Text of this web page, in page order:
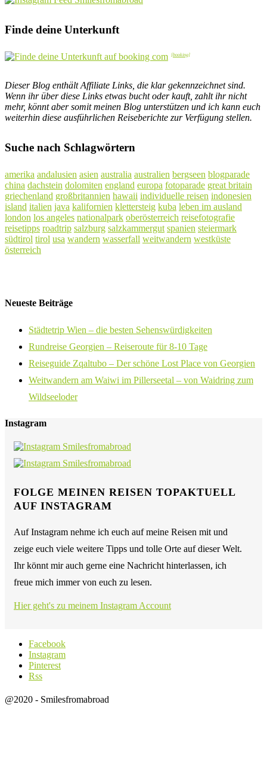
Finde deine Unterkunft
Dieser Blog enthält Affiliate Links, die klar gekennzeichnet sind.
Wenn ihr über diese Links etwas bucht oder kauft, zahlt ihr nicht
mehr, könnt aber somit meinen Blog unterstützen und ich kann euch
weiterhin diese ausführlichen Reiseberichte zur Verfügung stellen.
Suche nach Schlagwörtern
amerika andalusien asien australia australien bergseen blogparade
china dachstein dolomiten england europa fotoparade great britain
griechenland großbritannien hawaii individuelle reisen indonesien
island italien java kalifornien klettersteig kuba leben im ausland
london los angeles nationalpark oberösterreich reisefotografie
reisetipps roadtrip salzburg salzkammergut spanien steiermark
südtirol tirol usa wandern wasserfall weitwandern westküste
österreich
Neueste Beiträge
Städtetrip Wien – die besten Sehenswürdigkeiten
Rundreise Georgien – Reiseroute für 8-10 Tage
Reiseguide Zqaltubo – Der schöne Lost Place von Georgien
Weitwandern am Waiwi im Pillerseetal – von Waidring zum
Wildseeloder
Instagram
FOLGE MEINEN REISEN TOPAKTUELL
AUF INSTAGRAM
Auf Instagram nehme ich euch auf meine Reisen mit und
zeige euch viele weitere Tipps und tolle Orte auf dieser Welt.
Ihr könnt mir auch gerne eine Nachricht hinterlassen, ich
freue mich immer von euch zu lesen.
Hier geht's zu meinem Instagram Account
Facebook
Instagram
Pinterest
Rss
@2020 - Smilesfromabroad